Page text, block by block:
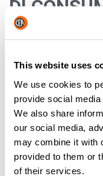
This website uses
We use cookies to
provide social
We also share
our social media,
may combine it with
provided to them or
of their services.
DI
La scelta dei
utilizzati e da altri
indica i materiali di
L'uso di materiali di
durata dei pezzi e la
È particolarmente
all'amperaggio
taglio sarà